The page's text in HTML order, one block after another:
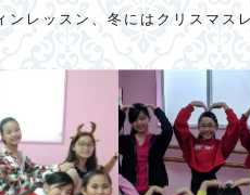
ンレッスン、冬にはクリスマス